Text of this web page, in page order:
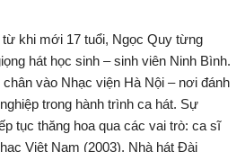
khi mới 17 tuổi, Ngọc Quy từng
hát học sinh – sinh viên Ninh Bình.
vào Nhạc viện Hà Nội – nơi đánh
trong hành trình ca hát. Sự
tục thăng hoa qua các vai trò: ca sĩ
Việt Nam (2003), Nhà hát Đài